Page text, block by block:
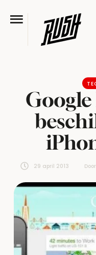
29 april 2013